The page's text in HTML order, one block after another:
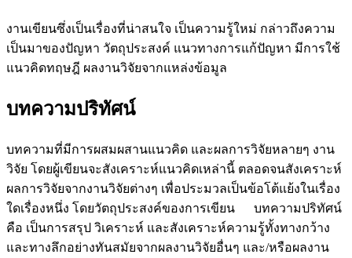
งานเขียนซึ่งเป็นเรื่องที่น่าสนใจ เป็นความรู้ใหม่ กล่าวถึงความ
เป็นมาของปัญหา วัตถุประสงค์ แนวทางการแก้ปัญหา มีการใช้
แนวคิดทฤษฎี ผลงานวิจัยจากแหล่งข้อมูล
บทความปริทัศน์
บทความที่มีการผสมผสานแนวคิด และผลการวิจัยหลายๆ งาน
วิจัย โดยผู้เขียนจะสังเคราะห์แนวคิดเหล่านี้ ตลอดจนสังเคราะห์
ผลการวิจัยจากงานวิจัยต่างๆ เพื่อประมวลเป็นข้อโต้แย้งในเรื่อง
ใดเรื่องหนึ่ง โดยวัตถุประสงค์ของการเขียน บทความปริทัศน์
คือ เป็นการสรุป วิเคราะห์ และสังเคราะห์ความรู้ทั้งทางกว้าง
และทางลึกอย่างทันสมัยจากผลงานวิจัยอื่นๆ และ/หรือผลงาน